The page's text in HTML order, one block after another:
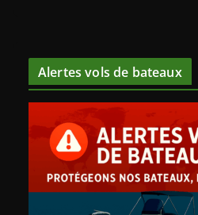
Alertes vols de bateaux